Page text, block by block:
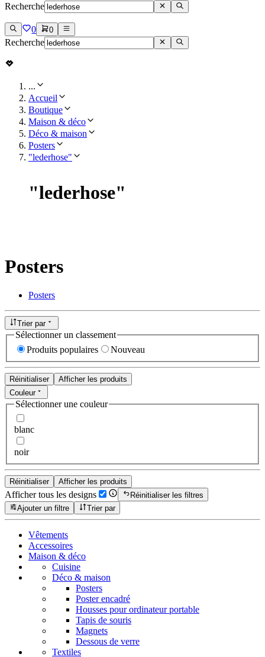
Recherche
0 0
Recherche
...
Accueil
Boutique
Maison & déco
Déco & maison
Posters
"lederhose"
"lederhose"
Posters
Posters
Trier par
Sélectionner un classement
Produits populaires
Nouveau
Réinitialiser
Afficher les produits
Couleur
Sélectionner une couleur
blanc
noir
Réinitialiser Afficher les produits
Afficher tous les designs
Réinitialiser les filtres
Ajouter un filtre
Trier par
Vêtements
Accessoires
Maison & déco
Cuisine
Déco & maison
Posters
Poster encadré
Housses pour ordinateur portable
Tapis de souris
Magnets
Dessous de verre
Textiles